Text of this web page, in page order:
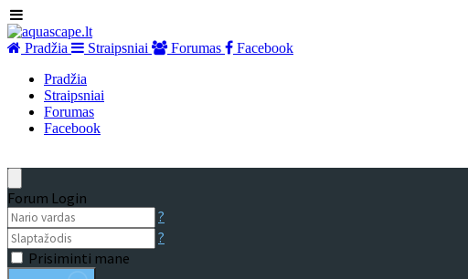
Pradžia Straipsniai Forumas
Facebook
Pradžia
Straipsniai
Forumas
Facebook
Forum Login
?
?
Prisiminti mane